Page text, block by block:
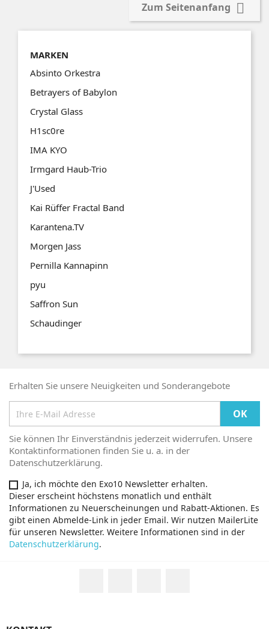
Zum Seitenanfang 
MARKEN
Absinto Orkestra
Betrayers of Babylon
Crystal Glass
H1sc0re
IMA KYO
Irmgard Haub-Trio
J'Used
Kai Rüffer Fractal Band
Karantena.TV
Morgen Jass
Pernilla Kannapinn
pyu
Saffron Sun
Schaudinger
Erhalten Sie unsere Neuigkeiten und Sonderangebote
Sie können Ihr Einverständnis jederzeit widerrufen. Unsere
Kontaktinformationen finden Sie u. a. in der
Datenschutzerklärung.
Ja, ich möchte den Exo10 Newsletter erhalten.
Dieser erscheint höchstens monatlich und enthält
Informationen zu Neuerscheinungen und Rabatt-Aktionen. Es
gibt einen Abmelde-Link in jeder Email. Wir nutzen MailerLite
für unseren Newsletter. Weitere Informationen sind in der
Datenschutzerklärung.